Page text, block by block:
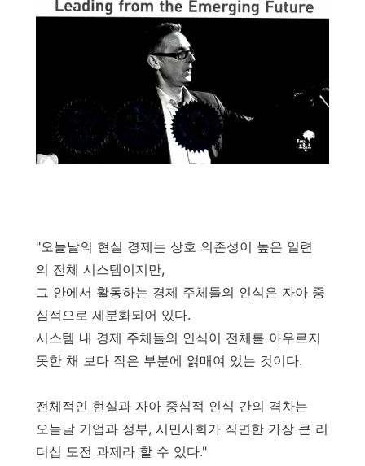
"오늘날의 현실 경제는 상호 의존성이 높은 일련
의 전체 시스템이지만,
그 안에서 활동하는 경제 주체들의 인식은 자아 중
심적으로 세분화되어 있다.
시스템 내 경제 주체들의 인식이 전체를 아우르지
못한 채 보다 작은 부분에 얽매여 있는 것이다.
전체적인 현실과 자아 중심적 인식 간의 격차는
오늘날 기업과 정부, 시민사회가 직면한 가장 큰 리
더십 도전 과제라 할 수 있다."